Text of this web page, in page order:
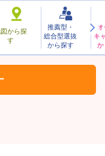
から探
す
推薦型・
総合型選抜
から探す
キ
か
お気に入り